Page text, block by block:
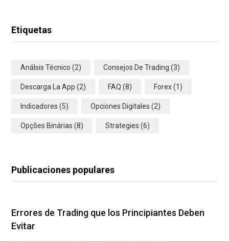
Etiquetas
Análsis Técnico (2) Consejos De Trading (3)
Descarga La App (2) FAQ (8) Forex(1)
Indicadores (5) Opciones Digitales (2)
Opções Binárias (8) Strategies (6)
Publicaciones populares
Errores de Trading que los Principiantes Deben
Evitar